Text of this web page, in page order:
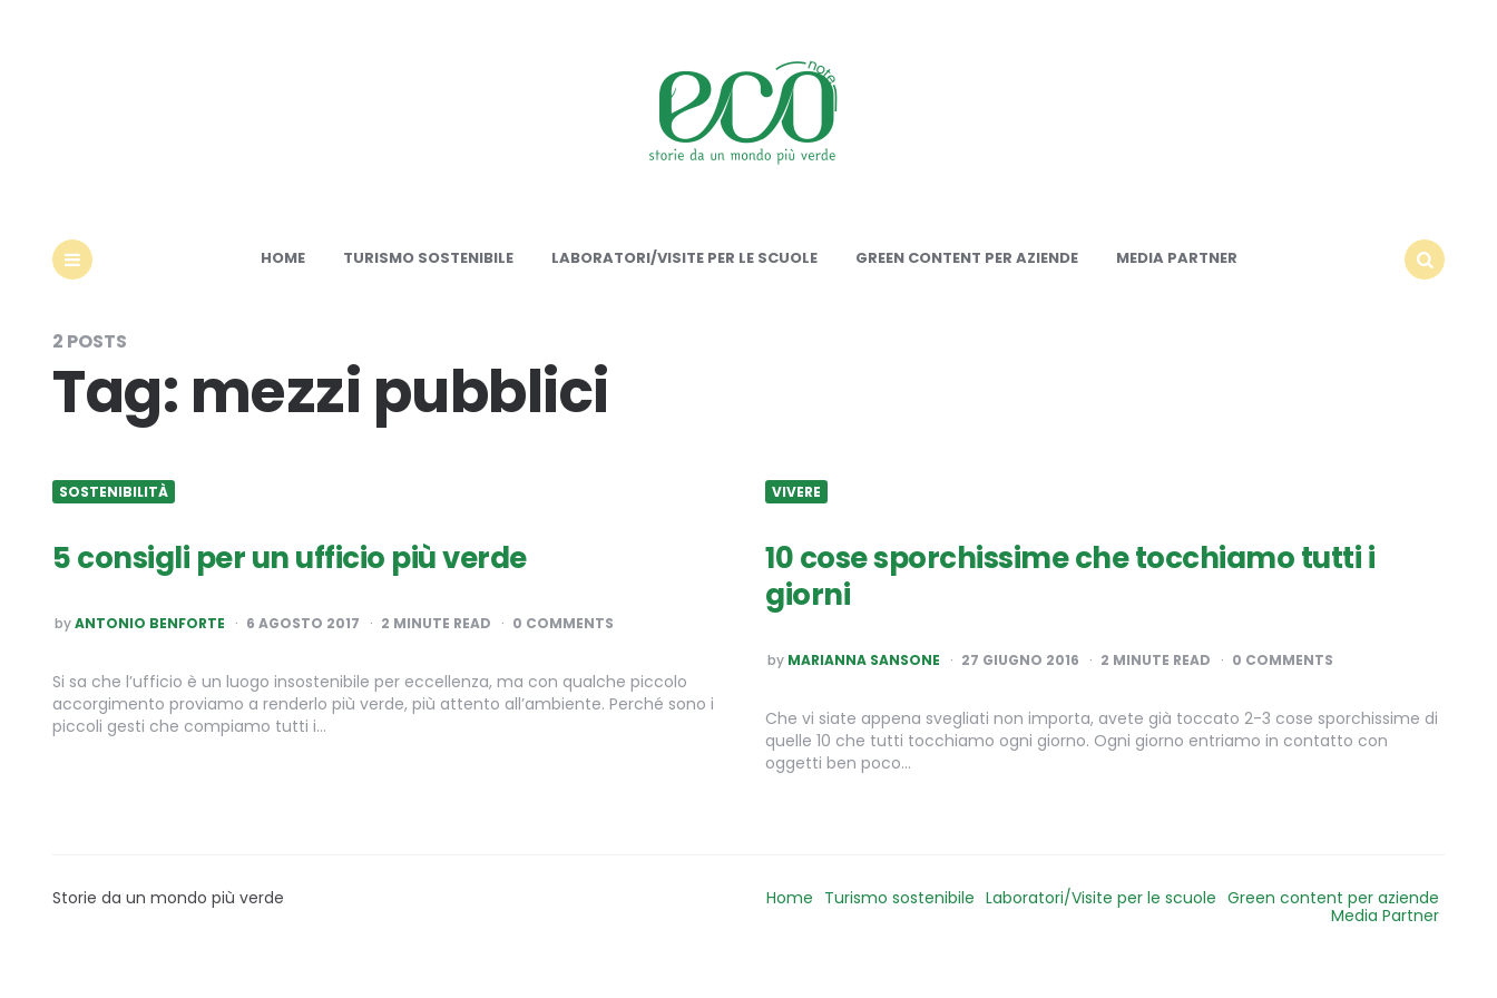
HOME TURISMO SOSTENIBILE LABORATORI/VISITE PER LE SCUOLE GREEN CONTENT PER AZIENDE
MEDIA PARTNER
2 POSTS
Tag: mezzi pubblici
SOSTENIBILITÀ
5 consigli per un ufficio più verde
POSTED
BY
byANTONIO BENFORTE 6 AGOSTO 2017 2 MINUTE READ 0 COMMENTS
Si sa che l’ufficio è un luogo insostenibile per eccellenza, ma con qualche piccolo
accorgimento proviamo a renderlo più verde, più attento all’ambiente. Perché sono i
piccoli gesti che compiamo tutti i…
VIVERE
10 cose sporchissime che tocchiamo tutti i
giorni
POSTED
BY
by MARIANNA SANSONE 27 GIUGNO 2016 2 MINUTE READ 0 COMMENTS
Che vi siate appena svegliati non importa, avete già toccato 2-3 cose sporchissime di
quelle 10 che tutti tocchiamo ogni giorno. Ogni giorno entriamo in contatto con
oggetti ben poco…
Storie da un mondo più verde Home Turismo sostenibile Laboratori/Visite per le scuole Green content per aziende
Media Partner